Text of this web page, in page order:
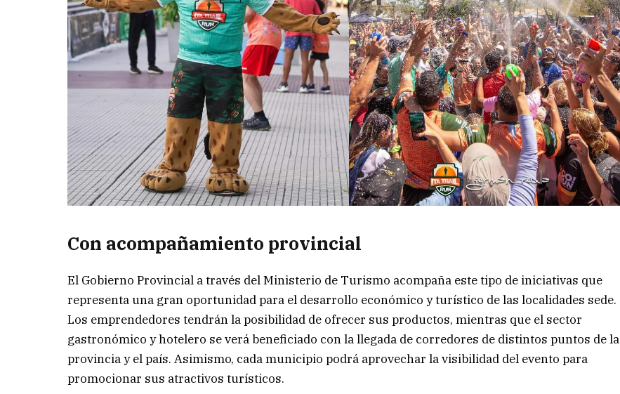
Con acompañamiento provincial
El Gobierno Provincial a través del Ministerio de Turismo acompaña este tipo de iniciativas que
representa una gran oportunidad para el desarrollo económico y turístico de las localidades sede.
Los emprendedores tendrán la posibilidad de ofrecer sus productos, mientras que el sector
gastronómico y hotelero se verá beneficiado con la llegada de corredores de distintos puntos de la
provincia y el país. Asimismo, cada municipio podrá aprovechar la visibilidad del evento para
promocionar sus atractivos turísticos.